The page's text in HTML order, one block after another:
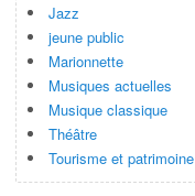
Jazz
jeune public
Marionnette
Musiques actuelles
Musique classique
Théâtre
Tourisme et patrimoine